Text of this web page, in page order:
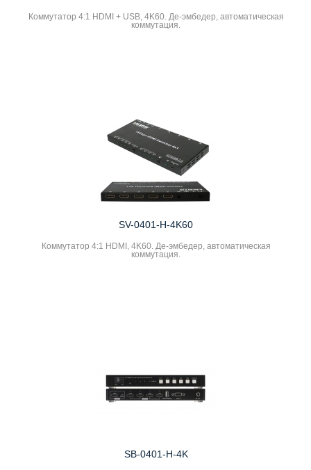
Коммутатор 4:1 HDMI + USB, 4K60. Де-эмбедер, автоматическая
коммутация.
SV-0401-H-4K60
Коммутатор 4:1 HDMI, 4K60. Де-эмбедер, автоматическая
коммутация.
SB-0401-H-4K